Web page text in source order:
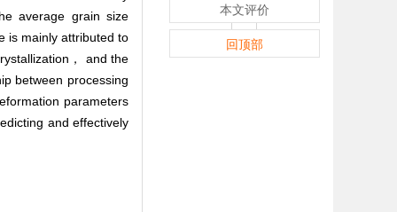
average grain size
is mainly attributed to
， and the
between processing
parameters
and effectively
本文评价
回顶部